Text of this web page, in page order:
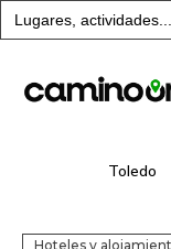
Buscar:
Toledo
Hoteles y